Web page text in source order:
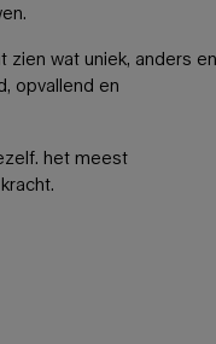
zien wat uniek, anders en
opvallend en
het meest